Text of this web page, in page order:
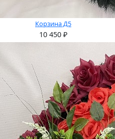
Корзина Д5
10 450 ₽